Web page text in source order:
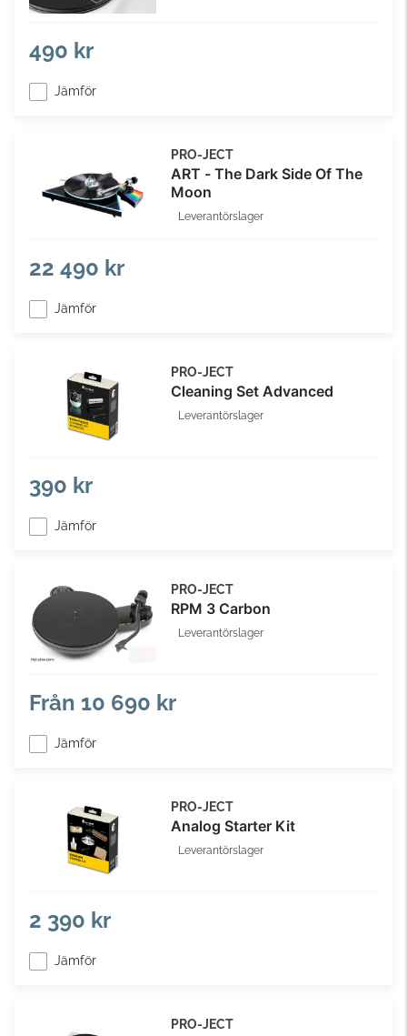
490 kr
Jämför
PRO-JECT
ART - The Dark Side Of The
Moon
Leverantörslager
22 490 kr
Jämför
PRO-JECT
Cleaning Set Advanced
Leverantörslager
390 kr
Jämför
PRO-JECT
RPM 3 Carbon
Leverantörslager
Från 10 690 kr
Jämför
PRO-JECT
Analog Starter Kit
Leverantörslager
2 390 kr
Jämför
PRO-JECT